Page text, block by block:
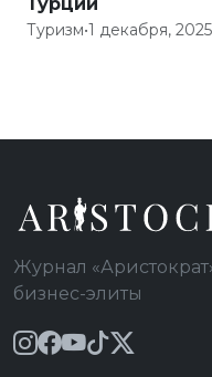
Туризм•1 декабря, 2025
Журнал
бизнес-элиты